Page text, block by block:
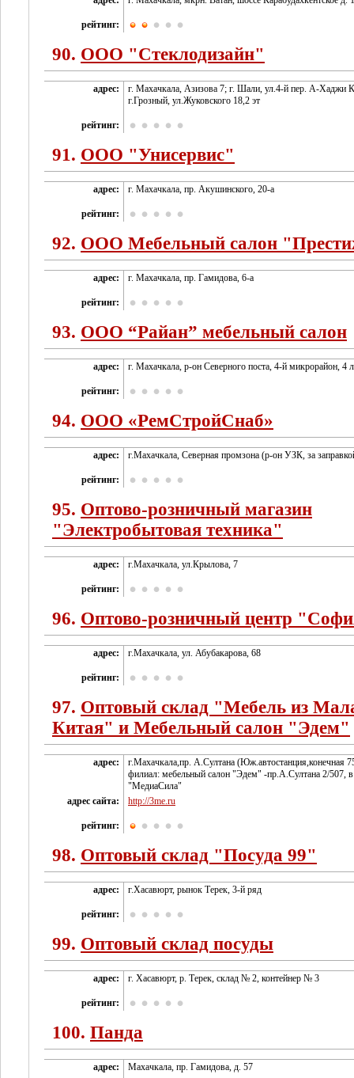
рейтинг:
90. ООО "Стеклодизайн"
адрес:
г. Махачкала, Азизова 7; г. Шали, ул.4-й пер. А-Хаджи
г.Грозный, ул.Жуковского 18,2 эт
рейтинг:
91. ООО "Унисервис"
адрес: г. Махачкала, пр. Акушинского, 20-а
рейтинг:
92. ООО Мебельный салон
адрес: г. Махачкала, пр. Гамидова, 6-а
рейтинг:
93. ООО “Райан” мебельный салон
адрес: г. Махачкала, р-он Северного поста, 4-й микрорайон, 4
рейтинг:
94. ООО «РемСтройСнаб»
адрес: г.Махачкала, Северная промзона (р-он УЗК, за
рейтинг:
95. Оптово-розничный магазин
"Электробытовая техника"
адрес: г.Махачкала, ул.Крылова, 7
рейтинг:
96. Оптово-розничный центр
адрес: г.Махачкала, ул. Абубакарова, 68
рейтинг:
97. Оптовый склад "Мебель из
Китая" и Мебельный салон "Эдем"
адрес:
г.Махачкала,пр. А.Султана (Юж.автостанция,конечная
филиал: мебельный салон "Эдем" -пр.А.Султана 2/507, в
"МедиаСила"
адрес сайта:
http://3me.ru
рейтинг:
98. Оптовый склад "Посуда 99"
адрес: г.Хасавюрт, рынок Терек, 3-й ряд
рейтинг:
99. Оптовый склад посуды
адрес: г. Хасавюрт, р. Терек, склад № 2, контейнер № 3
рейтинг:
100. Панда
адрес: Махачкала, пр. Гамидова, д. 57